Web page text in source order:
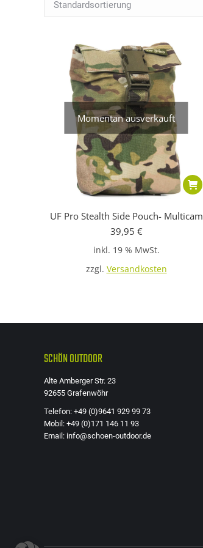
Momentan ausverkauft
UF Pro Stealth Side Pouch- Multicam
39,95 €
inkl. 19 % MwSt.
zzgl. Versandkosten
SCHÖN OUTDOOR
Alte Amberger Str. 23
92655 Grafenwöhr
Telefon: +49 (0)9641 929 99 73
Mobil: +49 (0)171 146 11 93
Email: info@schoen-outdoor.de